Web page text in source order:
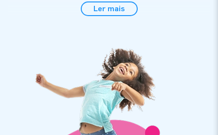
O Multifun Super Crocodilo monta-se facilmente en 15
UV e da chuva, por isso é ideal para usar nestas condiçoes
metereológicas. Graças às janelas com rede, os pais ou
monitores poderão supervisionar sem problemas as cianças.
Este insuflável é muito fácil de transportar graças ao seu
saco de transporte. É entregue ao cliente, juntamente com
turbina, material de fixação, kit de reparação rápido,
certificado e livro de registo. Tudo para proporcionar uma
Ler mais